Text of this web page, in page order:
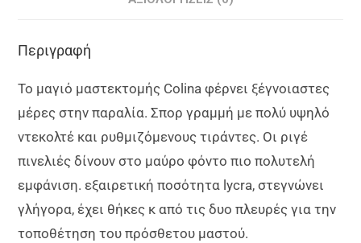
Περιγραφή
Το μαγιό μαστεκτομής Colina φέρνει ξέγνοιαστες
μέρες στην παραλία. Σπορ γραμμή με πολύ υψηλό
ντεκολτέ και ρυθμιζόμενους τιράντες. Οι ριγέ
πινελιές δίνουν στο μαύρο φόντο πιο πολυτελή
εμφάνιση. εξαιρετική ποσότητα lycra, στεγνώνει
γλήγορα, έχει θήκες κ από τις δυο πλευρές για την
τοποθέτηση του πρόσθετου μαστού.